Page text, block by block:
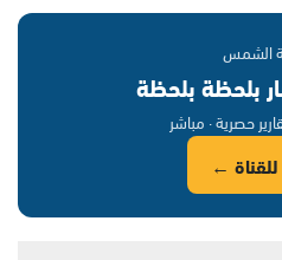
الشمس
بلحظة بلحظة
حصرية · مباشر
←